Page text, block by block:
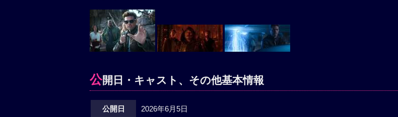
公開日・キャスト、その他基本情報
公開日 2026年6月5日